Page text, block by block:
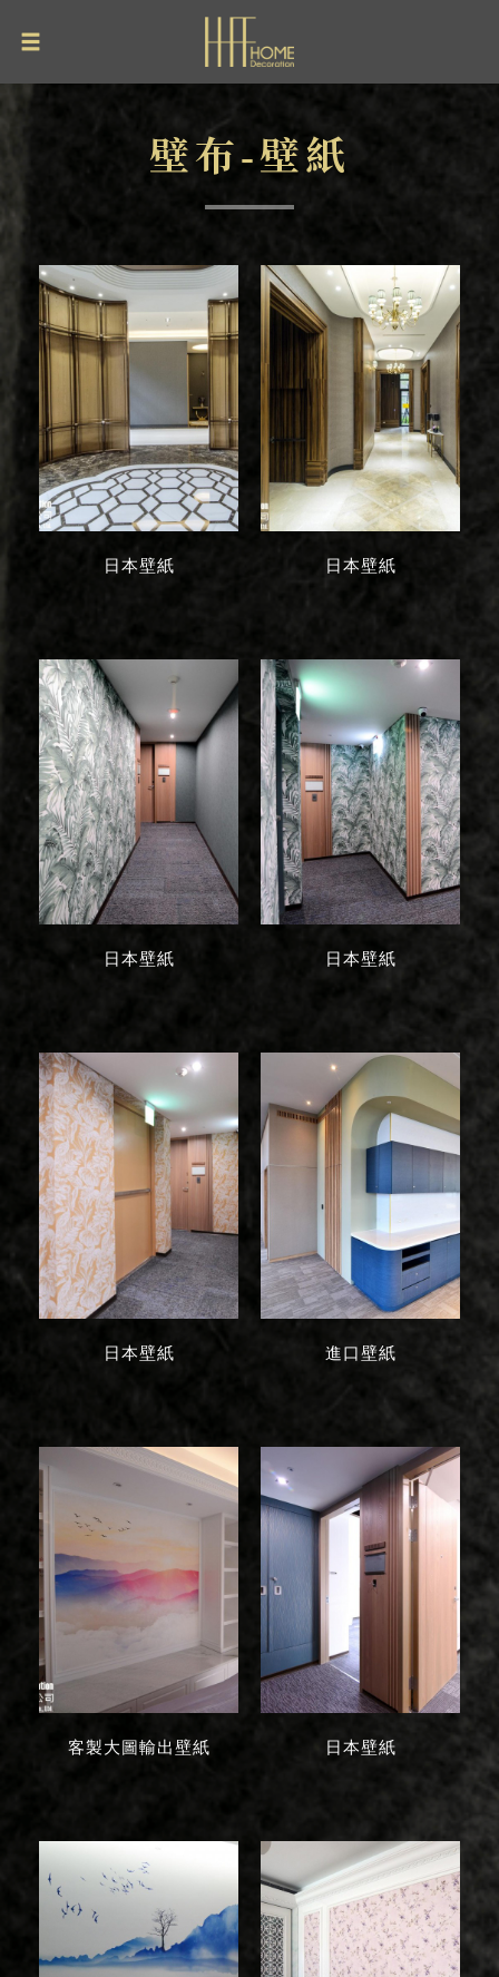
壁布-壁紙
日本壁紙 日本壁紙
日本壁紙 日本壁紙
日本壁紙 進口壁紙
客製大圖輸出壁紙 日本壁紙